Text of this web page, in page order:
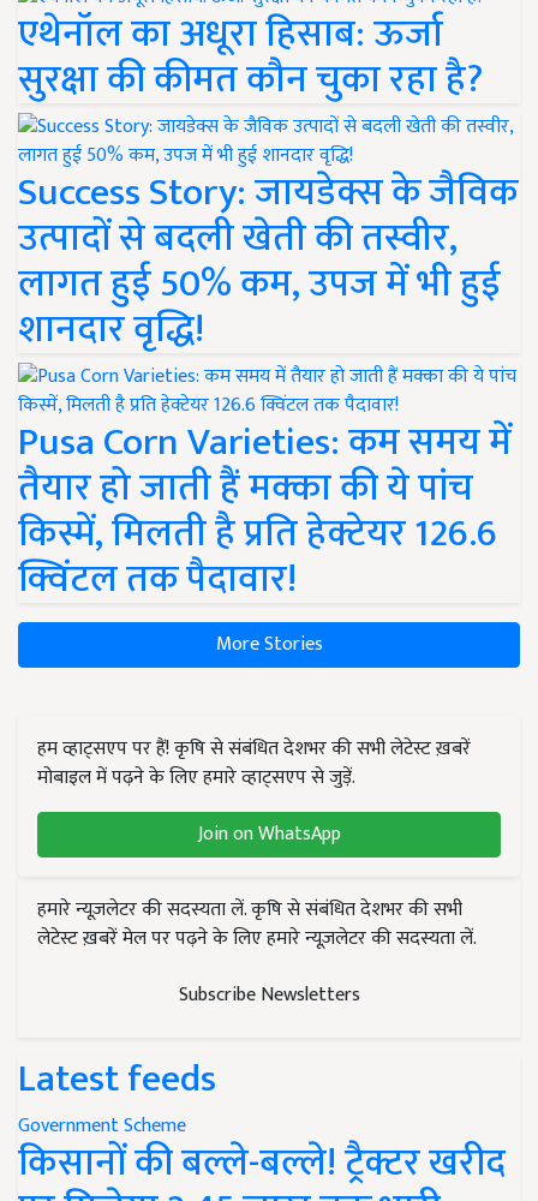
एथेनॉल का अधूरा हिसाब: ऊर्जा
सुरक्षा की कीमत कौन चुका रहा है?
Success Story: जायडेक्स के जैविक
उत्पादों से बदली खेती की तस्वीर,
लागत हुई 50% कम, उपज में भी हुई
शानदार वृद्धि!
Pusa Corn Varieties: कम समय में
तैयार हो जाती हैं मक्का की ये पांच
किस्में, मिलती है प्रति हेक्टेयर 126.6
क्विंटल तक पैदावार!
More Stories
हम व्हाट्सएप पर हैं! कृषि से संबंधित देशभर की सभी लेटेस्ट ख़बरें
मोबाइल में पढ़ने के लिए हमारे व्हाट्सएप से जुड़ें.
Join on WhatsApp
हमारे न्यूज़लेटर की सदस्यता लें. कृषि से संबंधित देशभर की सभी
लेटेस्ट ख़बरें मेल पर पढ़ने के लिए हमारे न्यूज़लेटर की सदस्यता लें.
Subscribe Newsletters
Latest feeds
Government Scheme
किसानों की बल्ले-बल्ले! ट्रैक्टर खरीद